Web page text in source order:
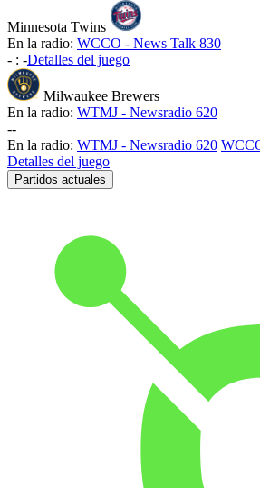
Minnesota Twins
En la radio: WCCO - News Talk 830
- : -Detalles del juego
Milwaukee Brewers
En la radio: WTMJ - Newsradio 620
--
En la radio: WTMJ - Newsradio 620
Detalles del juego
Partidos actuales